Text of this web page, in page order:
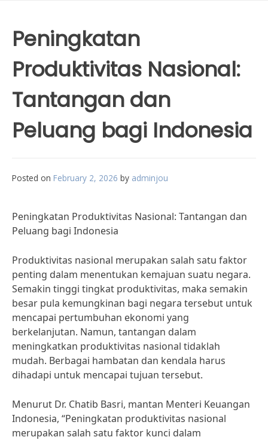
Peningkatan
Produktivitas Nasional:
Tantangan dan
Peluang bagi Indonesia
Posted on February 2, 2026 by adminjou
Peningkatan Produktivitas Nasional: Tantangan dan
Peluang bagi Indonesia
Produktivitas nasional merupakan salah satu faktor
penting dalam menentukan kemajuan suatu negara.
Semakin tinggi tingkat produktivitas, maka semakin
besar pula kemungkinan bagi negara tersebut untuk
mencapai pertumbuhan ekonomi yang
berkelanjutan. Namun, tantangan dalam
meningkatkan produktivitas nasional tidaklah
mudah. Berbagai hambatan dan kendala harus
dihadapi untuk mencapai tujuan tersebut.
Menurut Dr. Chatib Basri, mantan Menteri Keuangan
Indonesia, “Peningkatan produktivitas nasional
merupakan salah satu faktor kunci dalam